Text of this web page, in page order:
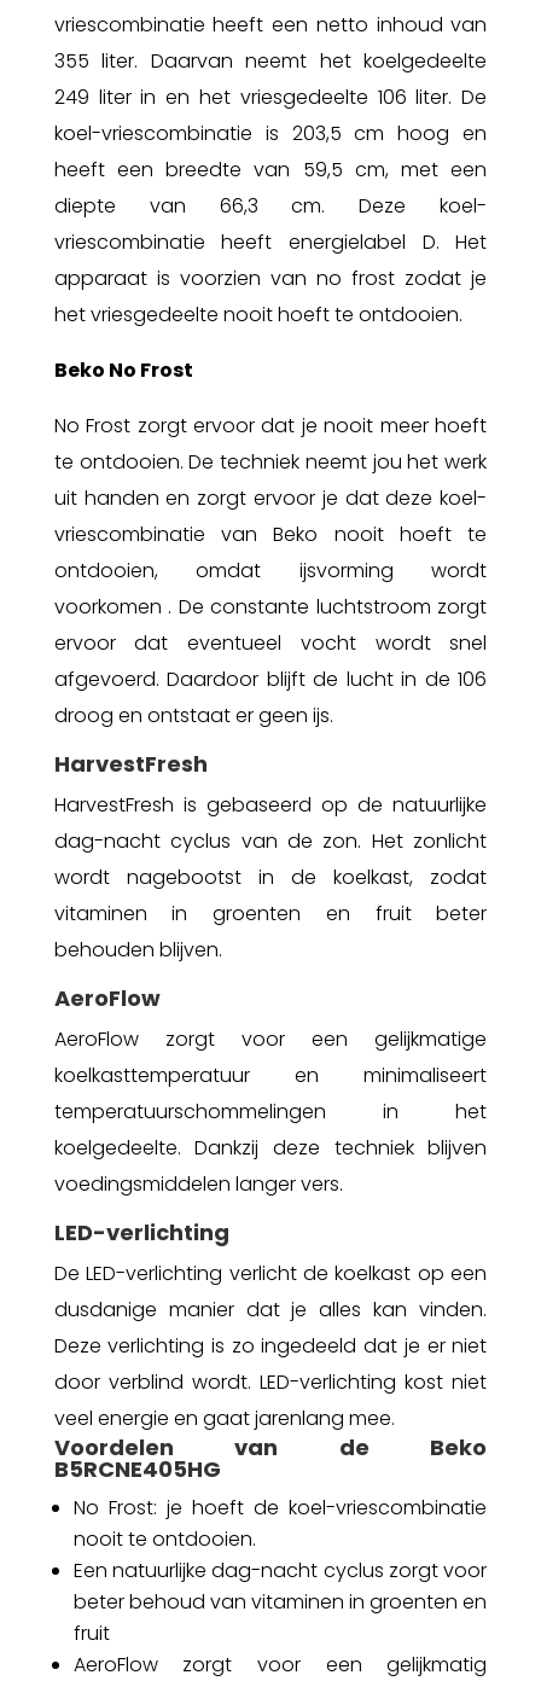
vriescombinatie heeft een netto inhoud van
355 liter. Daarvan neemt het koelgedeelte
249 liter in en het vriesgedeelte 106 liter. De
koel-vriescombinatie is 203,5 cm hoog en
heeft een breedte van 59,5 cm, met een
diepte van 66,3 cm. Deze koel-
vriescombinatie heeft energielabel D. Het
apparaat is voorzien van no frost zodat je
het vriesgedeelte nooit hoeft te ontdooien.
Beko No Frost
No Frost zorgt ervoor dat je nooit meer hoeft
te ontdooien. De techniek neemt jou het werk
uit handen en zorgt ervoor je dat deze koel-
vriescombinatie van Beko nooit hoeft te
ontdooien, omdat ijsvorming wordt
voorkomen . De constante luchtstroom zorgt
ervoor dat eventueel vocht wordt snel
afgevoerd. Daardoor blijft de lucht in de 106
droog en ontstaat er geen ijs.
HarvestFresh
HarvestFresh is gebaseerd op de natuurlijke
dag-nacht cyclus van de zon. Het zonlicht
wordt nagebootst in de koelkast, zodat
vitaminen in groenten en fruit beter
behouden blijven.
AeroFlow
AeroFlow zorgt voor een gelijkmatige
koelkasttemperatuur en minimaliseert
temperatuurschommelingen in het
koelgedeelte. Dankzij deze techniek blijven
voedingsmiddelen langer vers.
LED-verlichting
De LED-verlichting verlicht de koelkast op een
dusdanige manier dat je alles kan vinden.
Deze verlichting is zo ingedeeld dat je er niet
door verblind wordt. LED-verlichting kost niet
veel energie en gaat jarenlang mee.
Voordelen van de Beko
B5RCNE405HG
No Frost: je hoeft de koel-vriescombinatie
nooit te ontdooien.
Een natuurlijke dag-nacht cyclus zorgt voor
beter behoud van vitaminen in groenten en
fruit
AeroFlow zorgt voor een gelijkmatig